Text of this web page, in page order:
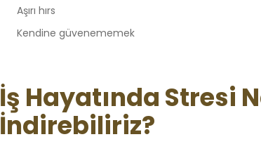
Aşırı hırs
Kendine güvenememek
İş Hayatında Stresi
İndirebiliriz?